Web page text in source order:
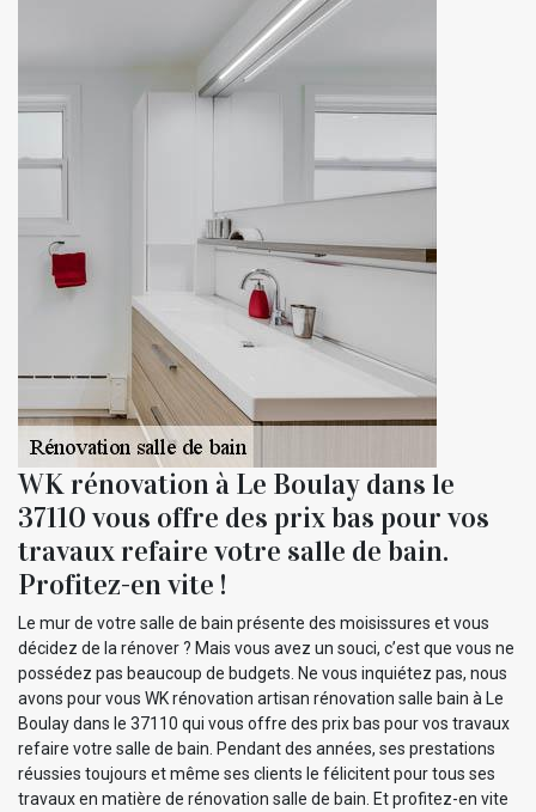
WK rénovation à Le Boulay dans le
37110 vous offre des prix bas pour vos
travaux refaire votre salle de bain.
Profitez-en vite !
Le mur de votre salle de bain présente des moisissures et vous
décidez de la rénover ? Mais vous avez un souci, c’est que vous ne
possédez pas beaucoup de budgets. Ne vous inquiétez pas, nous
avons pour vous WK rénovation artisan rénovation salle bain à Le
Boulay dans le 37110 qui vous offre des prix bas pour vos travaux
refaire votre salle de bain. Pendant des années, ses prestations
réussies toujours et même ses clients le félicitent pour tous ses
travaux en matière de rénovation salle de bain. Et profitez-en vite